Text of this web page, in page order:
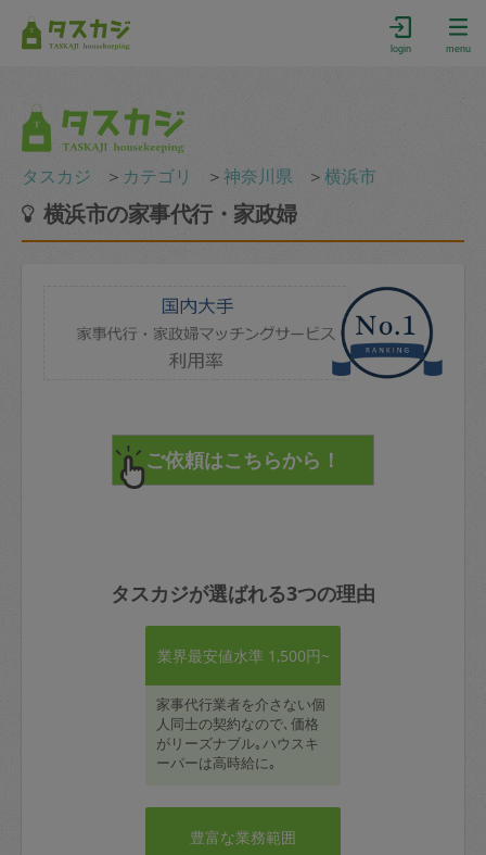
login menu
タスカジ ＞ カテゴリ ＞神奈川県 ＞横浜市
横浜市の家事代行・家政婦
タスカジが選ばれる3つの理由
業界最安値水準 1,500円~
家事代行業者を介さない個
人同士の契約なので､価格
がリーズナブル｡ハウスキ
ーパーは高時給に｡
豊富な業務範囲